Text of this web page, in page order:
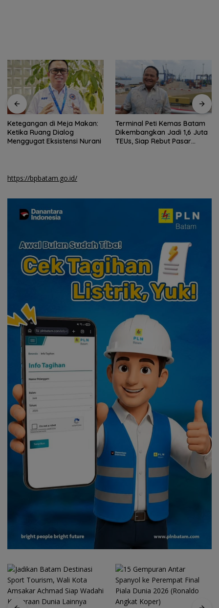
Ketegangan di Meja Makan:
Ketika Ruang Dialog
Menggugat Eksistensi Nurani
Terminal Peti Kemas Batam
Dikembangkan Jadi 1,6 Juta
TEUs, Siap Rebut Pasar
https://bpbatam.go.id/